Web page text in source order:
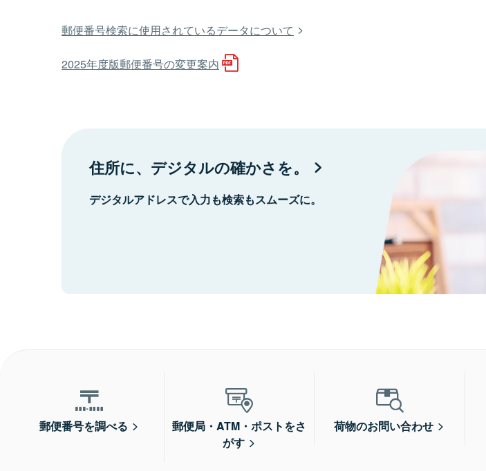
郵便番号検索に使用されているデータについて
2025年度版郵便番号の変更案内
住所に、デジタルの確かさを。
デジタルアドレスで入力も検索もスムーズに。
郵便番号を調べる
郵便局・ATM・ポストをさ
がす
荷物のお問い合わせ